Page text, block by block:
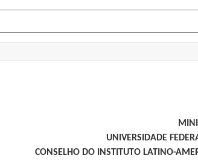
UNIVERSIDADE
CONSELHO DO INSTITUTO LATINO-